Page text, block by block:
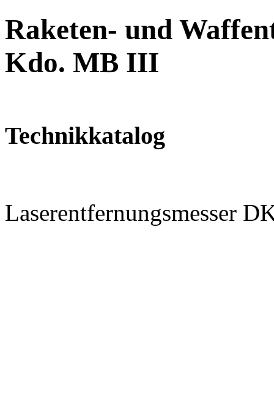
Raketen- und
Kdo. MB III
Technikkatalog
Laserentfernungsmesser